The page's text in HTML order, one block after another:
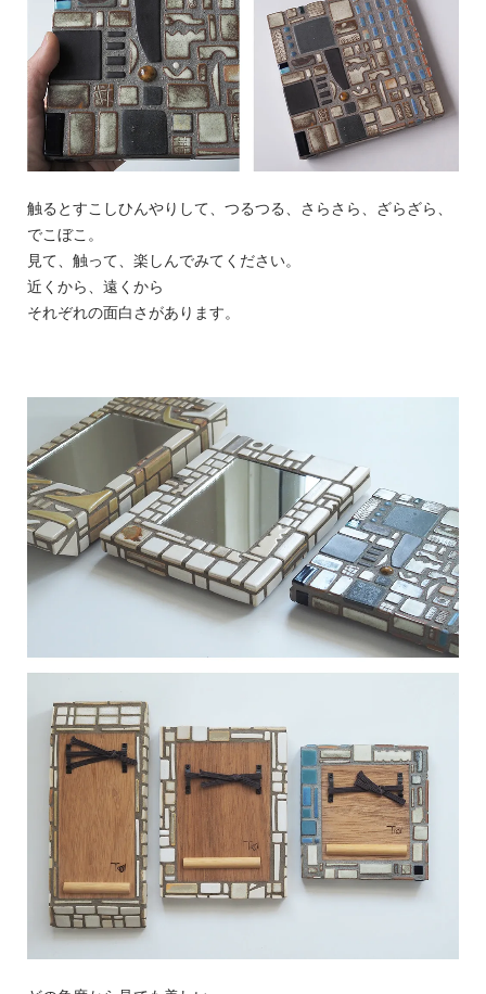
触るとすこしひんやりして、つるつる、さらさら、ざらざら、
でこぼこ。
見て、触って、楽しんでみてください。
近くから、遠くから
それぞれの面白さがあります。